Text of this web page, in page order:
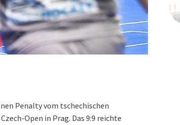
Penalty vom tschechischen
Open in Prag. Das 9:9 reichte